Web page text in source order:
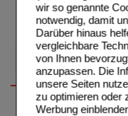
wir so genannte
notwendig, damit
Darüber hinaus
vergleichbare
von Ihnen
anzupassen. Die
unsere Seiten
zu optimieren oder
Werbung